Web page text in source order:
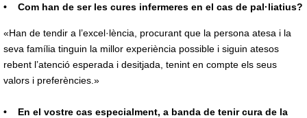
• Com han de ser les cures infermeres en el cas de pal·liatius?
«Han de tendir a l’excel·lència, procurant que la persona atesa i la
seva família tinguin la millor experiència possible i siguin atesos
rebent l’atenció esperada i desitjada, tenint en compte els seus
valors i preferències.»
• En el vostre cas especialment, a banda de tenir cura de la